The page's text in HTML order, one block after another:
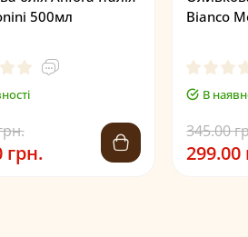
500мл
грн.
Bianco
В
345.00
299.00